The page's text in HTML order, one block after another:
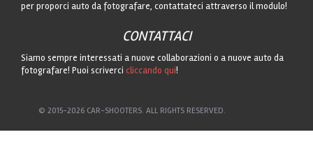
per proporci auto da fotografare, contattateci attraverso il modulo!
CONTATTACI
Siamo sempre interessati a nuove collaborazioni o a nuove auto da
fotografare! Puoi scriverci cliccando qui!
© 2015-2026 CAR-SHOOTERS. ALL RIGHTS RESERVED.